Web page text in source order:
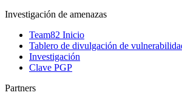
Investigación de amenazas
Team82 Inicio
Tablero de divulgación de
Investigación
Clave PGP
Partners